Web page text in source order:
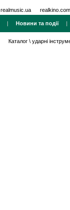
realmusic.ua
| Новини та події
Каталог \ ударні